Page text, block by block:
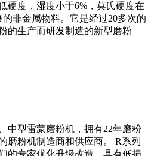
硬度，湿度小于6%，莫氏硬度在
非金属物料。它是经过20多次的
的生产而研发制造的新型磨粉
中型雷蒙磨粉机，拥有22年磨粉
磨粉机制造商和供应商。 R系列
的专家优化升级改造，具有低损